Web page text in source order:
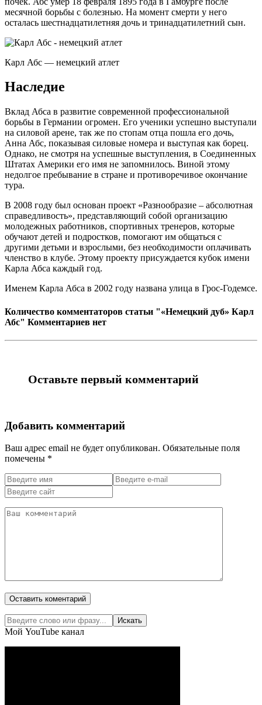
месячной борьбы с болезнью. На момент смерти у него
осталась шестнадцатилетняя дочь и тринадцатилетний сын.
Карл Абс — немецкий атлет
Наследие
Вклад Абса в развитие современной профессиональной
борьбы в Германии огромен. Его ученики успешно выступали
на силовой арене, так же по стопам отца пошла его дочь,
Анна Абс, показывая силовые номера и выступая как борец.
Однако, не смотря на успешные выступления, в Соединенных
Штатах Америки его имя не запомнилось. Виной этому
недолгое пребывание в стране и противоречивое окончание
тура.
В 2008 году был основан проект «Разнообразие – абсолютная
справедливость», представляющий собой организацию
молодежных работников, спортивных тренеров, которые
обучают детей и подростков, помогают им общаться с
другими детьми и взрослыми, без необходимости оплачивать
членство в клубе. Этому проекту присуждается кубок имени
Карла Абса каждый год.
Именем Карла Абса в 2002 году названа улица в Грос-Годемсе.
Количество комментаторов статьи "«Немецкий дуб» Карл
Абс" Комментариев нет
Оставьте первый комментарий
Добавить комментарий
Ваш адрес email не будет опубликован. Обязательные поля
помечены *
Мой YouTube канал